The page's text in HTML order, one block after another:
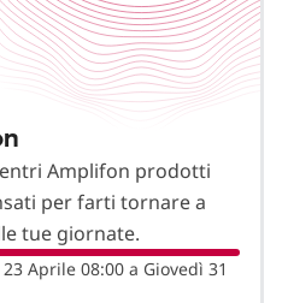
Amplifon prodotti
per farti tornare a
tue giornate.
Aprile 08:00 a Giovedì 31